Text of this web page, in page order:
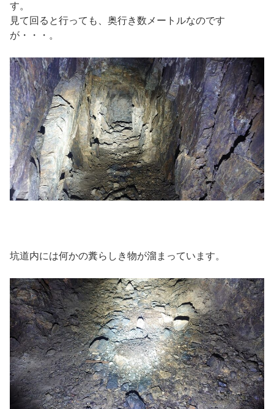
す。
見て回ると行っても、奥行き数メートルなのです
が・・・。
坑道内には何かの糞らしき物が溜まっています。